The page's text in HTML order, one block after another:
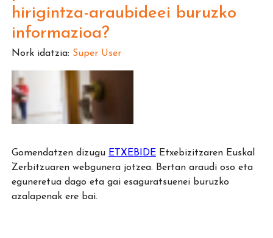
hirigintza-araubideei buruzko
informazioa?
Nork idatzia: Super User
Gomendatzen dizugu ETXEBIDE Etxebizitzaren Euskal
Zerbitzuaren webgunera jotzea. Bertan araudi oso eta
eguneretua dago eta gai esaguratsuenei buruzko
azalapenak ere bai.